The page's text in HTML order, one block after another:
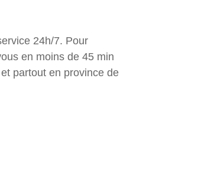
24h/7. Pour
en moins de 45 min
et partout en province de